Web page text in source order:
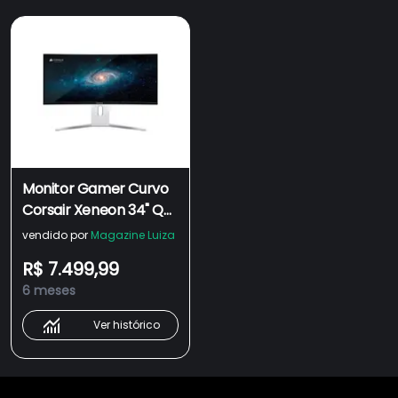
Monitor Gamer Curvo
Corsair Xeneon 34" QD
OLED, 240Hz, WQHD,
HDMI, HDR, G-Sync e
FreeSync, Branco -
CM-9030005-NA
vendido por Magazine Luiza
R$ 7.499,99
6 meses
Ver histórico